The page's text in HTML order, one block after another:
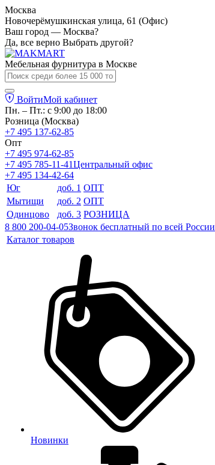
Москва
Новочерёмушкинская улица, 61 (Офис)
Ваш город — Москва?
Да, все верно Выбрать другой?
Мебельная фурнитура в Москве
ВойтиМой кабинет
Пн. – Пт.: с 9:00 до 18:00
Розница (Москва)
+7 495 137-62-85
Опт
+7 495 974-62-85
+7 495 785-11-41Центральный офис
+7 495 134-42-64
Юг
доб. 1 ОПТ
Мытищи
доб. 2 ОПТ
Одинцово
доб. 3 РОЗНИЦА
8 800 200-04-05Звонок бесплатный по всей России
Каталог товаров
Новинки